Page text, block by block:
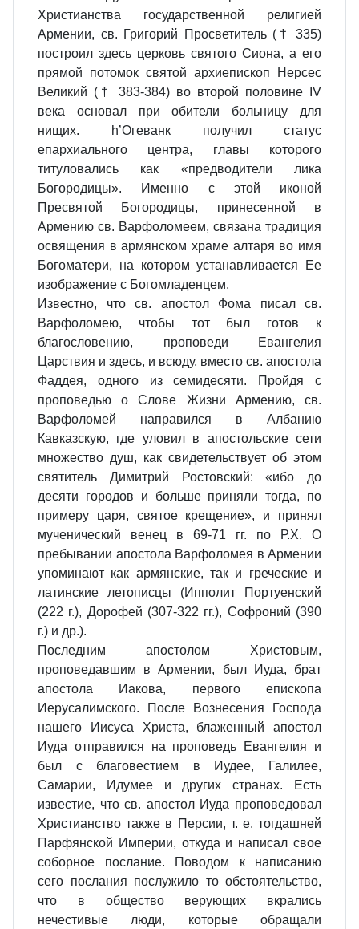
Христианства государственной религией
Армении, св. Григорий Просветитель († 335)
построил здесь церковь святого Сиона, а его
прямой потомок святой архиепископ Нерсес
Великий († 383-384) во второй половине IV
века основал при обители больницу для
нищих. h’Огеванк получил статус
епархиального центра, главы которого
титуловались как «предводители лика
Богородицы». Именно с этой иконой
Пресвятой Богородицы, принесенной в
Армению св. Варфоломеем, связана традиция
освящения в армянском храме алтаря во имя
Богоматери, на котором устанавливается Ее
изображение с Богомладенцем.
Известно, что св. апостол Фома писал св.
Варфоломею, чтобы тот был готов к
благословению, проповеди Евангелия
Царствия и здесь, и всюду, вместо св. апостола
Фаддея, одного из семидесяти. Пройдя с
проповедью о Слове Жизни Армению, св.
Варфоломей направился в Албанию
Кавказскую, где уловил в апостольские сети
множество душ, как свидетельствует об этом
святитель Димитрий Ростовский: «ибо до
десяти городов и больше приняли тогда, по
примеру царя, святое крещение», и принял
мученический венец в 69-71 гг. по Р.Х. О
пребывании апостола Варфоломея в Армении
упоминают как армянские, так и греческие и
латинские летописцы (Ипполит Портуенский
(222 г.), Дорофей (307-322 гг.), Софроний (390
г.) и др.).
Последним апостолом Христовым,
проповедавшим в Армении, был Иуда, брат
апостола Иакова, первого епископа
Иерусалимского. После Вознесения Господа
нашего Иисуса Христа, блаженный апостол
Иуда отправился на проповедь Евангелия и
был с благовестием в Иудее, Галилее,
Самарии, Идумее и других странах. Есть
известие, что св. апостол Иуда проповедовал
Христианство также в Персии, т. е. тогдашней
Парфянской Империи, откуда и написал свое
соборное послание. Поводом к написанию
сего послания послужило то обстоятельство,
что в общество верующих вкрались
нечестивые люди, которые обращали